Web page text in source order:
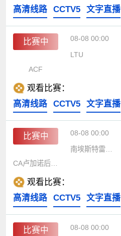
高清线路
CCTV5 文字直播
比赛中 08-08 00:00
LTU
ACF
观看比赛：
高清线路
CCTV5 文字直播
比赛中 08-08 00:00
南埃斯特雷拉后备队
CA卢加诺后备队
观看比赛：
高清线路
CCTV5 文字直播
比赛中 08-08 00:00